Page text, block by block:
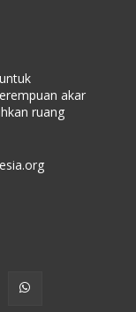
akar
ruang